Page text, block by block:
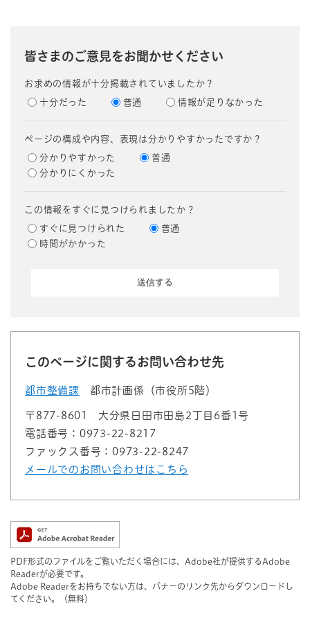
皆さまのご意見をお聞かせください
お求めの情報が十分掲載されていましたか？
十分だった 普通 情報が足りなかった
ページの構成や内容、表現は分かりやすかったですか？
分かりやすかった
普通
分かりにくかった
この情報をすぐに見つけられましたか？
すぐに見つけられた
普通
時間がかかった
このページに関するお問い合わせ先
都市整備課 都市計画係（市役所5階）
〒877-8601
大分県日田市田島2丁目6番1号
電話番号：0973-22-8217
ファックス番号：0973-22-8247
メールでのお問い合わせはこちら
PDF形式のファイルをご覧いただく場合には、Adobe社が提供するAdobe
Readerが必要です。
Adobe Readerをお持ちでない方は、バナーのリンク先からダウンロードし
てください。（無料）